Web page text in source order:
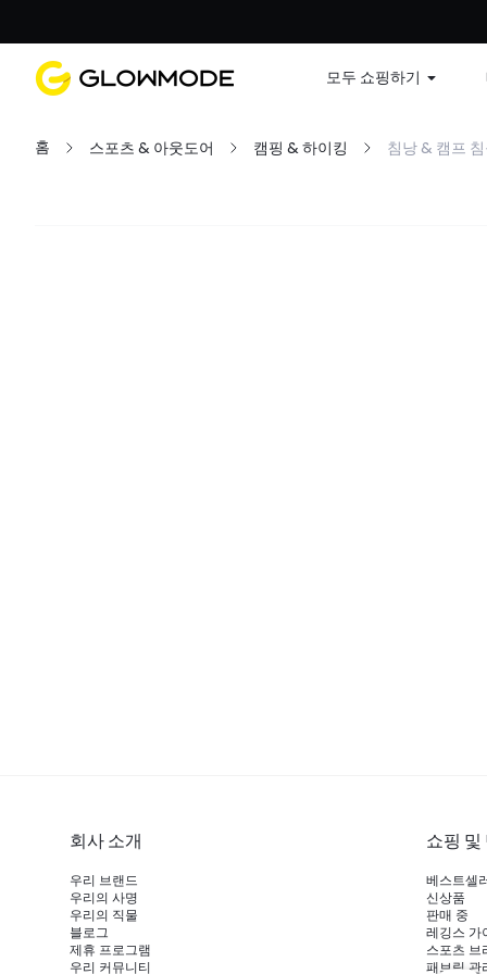
모두 쇼핑하기
홈 스포츠 & 아웃도어 캠핑 & 하이킹 침낭 & 캠프
회사 소개
우리 브랜드
우리의 사명
우리의 직물
블로그
제휴 프로그램
우리 커뮤니티
쇼핑 및
베스트셀
신상품
판매 중
레깅스 가
스포츠 브
패브릭 관